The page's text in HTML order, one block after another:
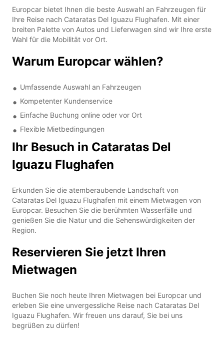
Europcar bietet Ihnen die beste Auswahl an Fahrzeugen für
Ihre Reise nach Cataratas Del Iguazu Flughafen. Mit einer
breiten Palette von Autos und Lieferwagen sind wir Ihre erste
Wahl für die Mobilität vor Ort.
Warum Europcar wählen?
Umfassende Auswahl an Fahrzeugen
Kompetenter Kundenservice
Einfache Buchung online oder vor Ort
Flexible Mietbedingungen
Ihr Besuch in Cataratas Del
Iguazu Flughafen
Erkunden Sie die atemberaubende Landschaft von
Cataratas Del Iguazu Flughafen mit einem Mietwagen von
Europcar. Besuchen Sie die berühmten Wasserfälle und
genießen Sie die Natur und die Sehenswürdigkeiten der
Region.
Reservieren Sie jetzt Ihren
Mietwagen
Buchen Sie noch heute Ihren Mietwagen bei Europcar und
erleben Sie eine unvergessliche Reise nach Cataratas Del
Iguazu Flughafen. Wir freuen uns darauf, Sie bei uns
begrüßen zu dürfen!